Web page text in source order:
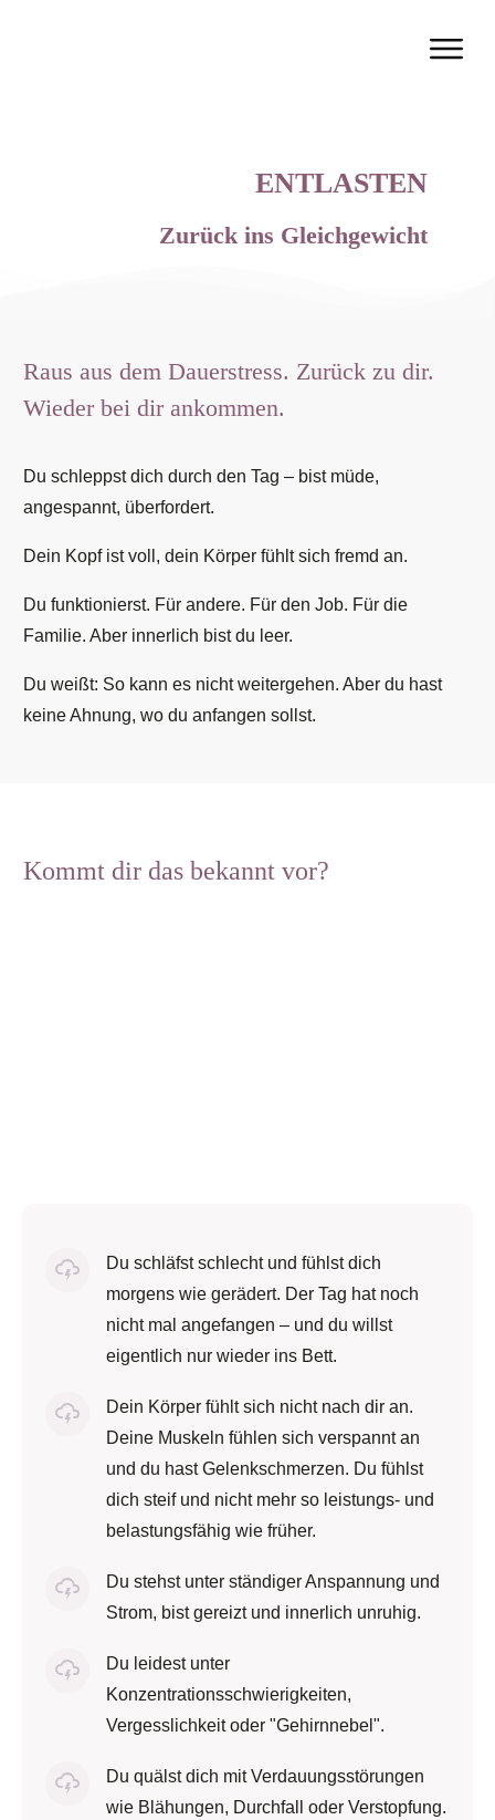
ENTLASTEN
Zurück ins Gleichgewicht
Raus aus dem Dauerstress. Zurück zu dir.
Wieder bei dir ankommen.
Du schleppst dich durch den Tag – bist müde,
angespannt, überfordert.
Dein Kopf ist voll, dein Körper fühlt sich fremd an.
Du funktionierst. Für andere. Für den Job. Für die
Familie. Aber innerlich bist du leer.
Du weißt: So kann es nicht weitergehen. Aber du hast
keine Ahnung, wo du anfangen sollst.
Kommt dir das bekannt vor?
Du schläfst schlecht und fühlst dich
morgens wie gerädert. Der Tag hat noch
nicht mal angefangen – und du willst
eigentlich nur wieder ins Bett.
Dein Körper fühlt sich nicht nach dir an.
Deine Muskeln fühlen sich verspannt an
und du hast Gelenkschmerzen. Du fühlst
dich steif und nicht mehr so leistungs- und
belastungsfähig wie früher.
Du stehst unter ständiger Anspannung und
Strom, bist gereizt und innerlich unruhig.
Du leidest unter
Konzentrationsschwierigkeiten,
Vergesslichkeit oder "Gehirnnebel".
Du quälst dich mit Verdauungsstörungen
wie Blähungen, Durchfall oder Verstopfung.